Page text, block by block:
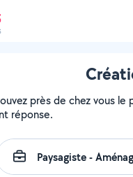
près de chez vous
réponse.